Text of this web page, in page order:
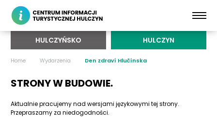
HULCZYŃSKO HULCZYN
Home Wydarzenia Den zdraví Hlučínska
STRONY W BUDOWIE.
Aktualnie pracujemy nad wersjami językowymi tej strony.
Przepraszamy za niedogodności.